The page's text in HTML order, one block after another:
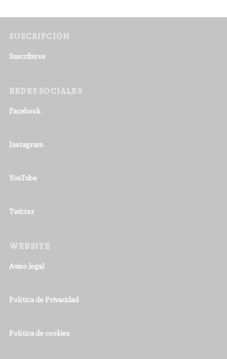
SUSCRIPCIÓN
Suscribirse
REDES SOCIALES
Facebook
Instagram
YouTube
Twitter
WEBSITE
Aviso legal
Política de Privacidad
Política de cookies